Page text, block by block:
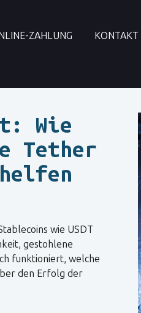
ZAHLUNG KONTAKT
Wie
Tether
wie USDT
gestohlene
funktioniert, welche
den Erfolg der